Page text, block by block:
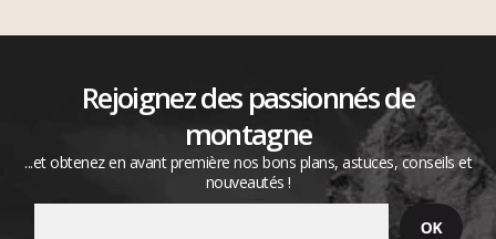
Rejoignez des passionnés de
montagne
...et obtenez en avant première nos bons plans, astuces, conseils et
nouveautés !